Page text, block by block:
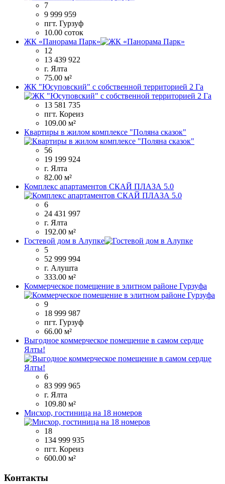
7
9 999 959
пгт. Гурзуф
10.00 соток
ЖК «Панорама Парк»
12
13 439 922
г. Ялта
75.00 м²
ЖК "Юсуповский" с собственной территорией 2 Га
13 581 735
пгт. Кореиз
109.00 м²
Квартиры в жилом комплексе "Поляна сказок"
56
19 199 924
г. Ялта
82.00 м²
Комплекс апартаментов СКАЙ ПЛАЗА 5.0
6
24 431 997
г. Ялта
192.00 м²
Гостевой дом в Алупке
5
52 999 994
г. Алушта
333.00 м²
Коммерческое помещение в элитном районе Гурзуфа
9
18 999 987
пгт. Гурзуф
66.00 м²
Выгодное коммерческое помещение в самом сердце
Ялты!
6
83 999 965
г. Ялта
109.80 м²
Мисхор, гостиница на 18 номеров
18
134 999 935
пгт. Кореиз
600.00 м²
Контакты